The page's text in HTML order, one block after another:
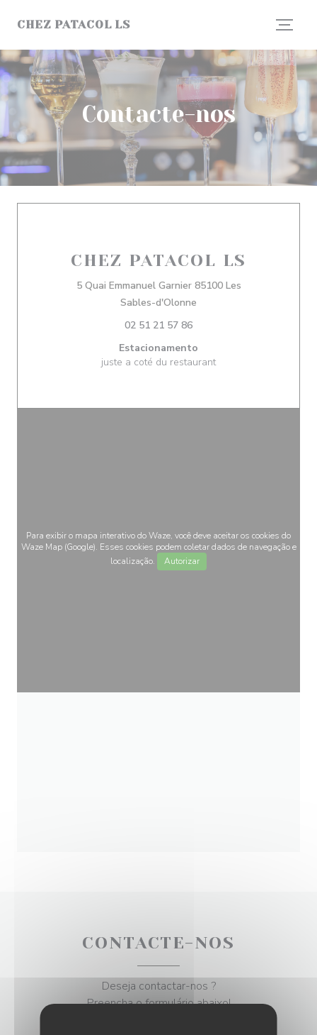
CHEZ PATACOL LS
Contacte-nos
CHEZ PATACOL LS
5 Quai Emmanuel Garnier 85100 Les
Sables-d'Olonne
02 51 21 57 86
Estacionamento
juste a coté du restaurant
Para exibir o mapa interativo do Waze, você deve aceitar os cookies do
Waze Map (Google). Esses cookies podem coletar dados de navegação e
localização.
Autorizar
CONTACTE-NOS
Deseja contactar-nos ?
Preencha o formulário abaixo!